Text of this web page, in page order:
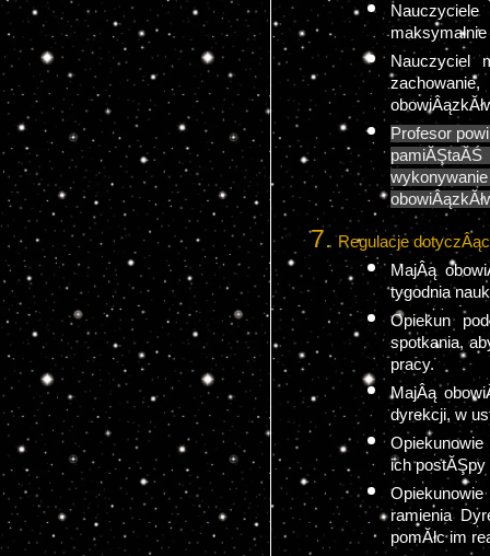
maksymalnie
Nauczyciel
Profesor
Regulacje
MajÂą
tygodnia
Opiekun
spotkania,
pracy.
MajÂą
dyrekcji, w
ich postĂŞpy
ramienia
pomĂłc im